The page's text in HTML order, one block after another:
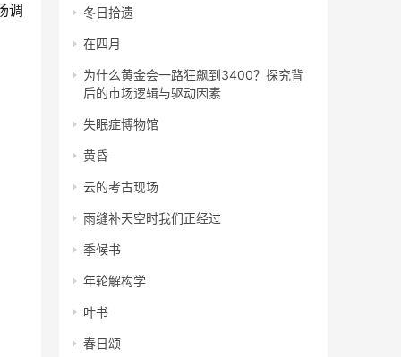
调
冬日拾遗
在四月
为什么黄金会一路狂飙到3400？探究背
后的市场逻辑与驱动因素
失眠症博物馆
黄昏
云的考古现场
雨缝补天空时我们正经过
季候书
年轮解构学
叶书
春日颂